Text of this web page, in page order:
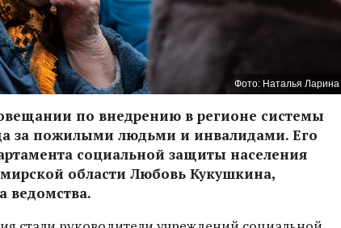
Фото: Наталья Ларина
по внедрению в регионе системы
за пожилыми людьми и инвалидами. Его
социальной защиты населения
области Любовь Кукушкина,
ведомства.